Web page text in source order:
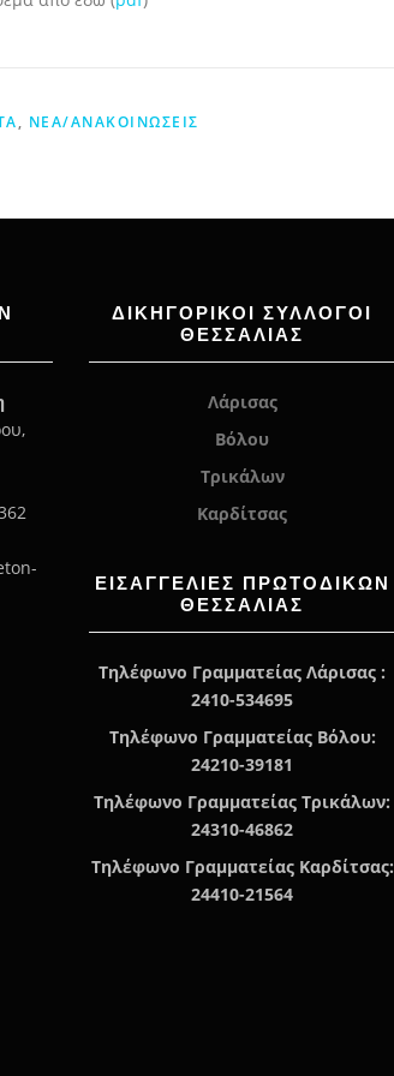
, ΝΈΑ/ΑΝΑΚΟΙΝΏΣΕΙΣ
ΔΙΚΗΓΟΡΙΚΟΙ ΣΥΛΛΟΓΟΙ
ΘΕΣΣΑΛΙΑΣ
Λάρισας
Βόλου
Τρικάλων
Καρδίτσας
ΕΙΣΑΓΓΕΛΊΕΣ ΠΡΩΤΟΔΙΚΏΝ
ΘΕΣΣΑΛΙΑΣ
Τηλέφωνο Γραμματείας Λάρισας :
2410-534695
Τηλέφωνο Γραμματείας Βόλου:
24210-39181
Τηλέφωνο Γραμματείας Τρικάλων:
24310-46862
Τηλέφωνο Γραμματείας Καρδίτσας:
24410-21564